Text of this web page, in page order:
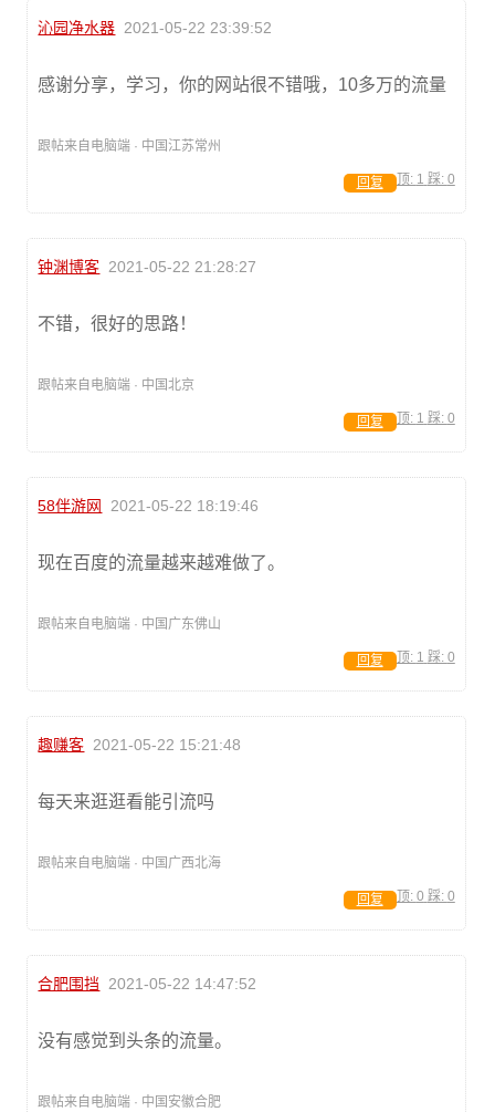
沁园净水器 2021-05-22 23:39:52
感谢分享，学习，你的网站很不错哦，10多万的流量
跟帖来自电脑端 · 中国江苏常州
顶: 1 踩: 0
回复
钟渊博客 2021-05-22 21:28:27
不错，很好的思路！
跟帖来自电脑端 · 中国北京
顶: 1 踩: 0
回复
58伴游网 2021-05-22 18:19:46
现在百度的流量越来越难做了。
跟帖来自电脑端 · 中国广东佛山
顶: 1 踩: 0
回复
趣赚客 2021-05-22 15:21:48
每天来逛逛看能引流吗
跟帖来自电脑端 · 中国广西北海
顶: 0 踩: 0
回复
合肥围挡 2021-05-22 14:47:52
没有感觉到头条的流量。
跟帖来自电脑端 · 中国安徽合肥